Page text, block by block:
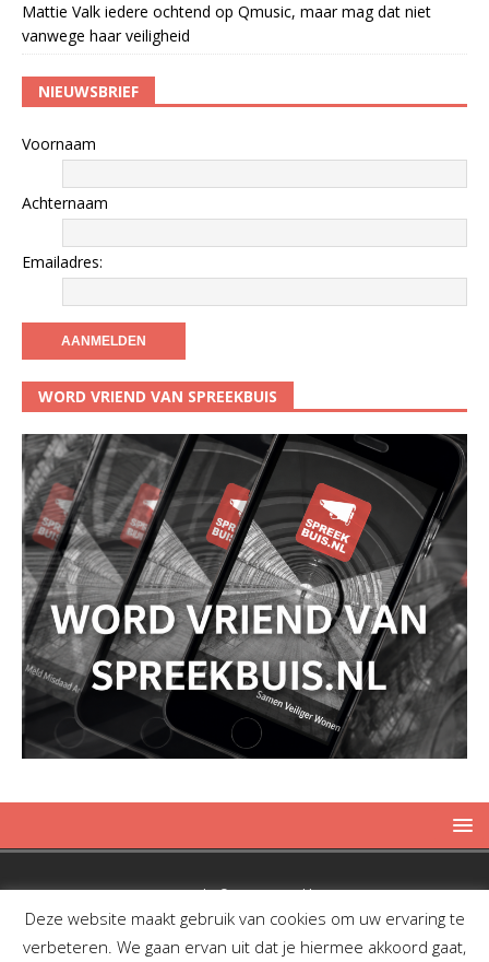
Mattie Valk iedere ochtend op Qmusic, maar mag dat niet
vanwege haar veiligheid
NIEUWSBRIEF
Voornaam
Achternaam
Emailadres:
WORD VRIEND VAN SPREEKBUIS
Copyright © 2019 Spreekbuis
Deze website maakt gebruik van cookies om uw ervaring te
verbeteren. We gaan ervan uit dat je hiermee akkoord gaat,